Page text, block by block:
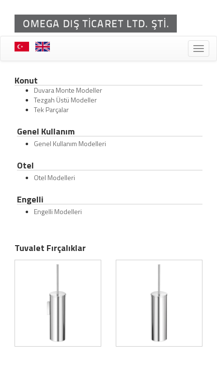
Toggle
Konut
Duvara Monte Modeller
Tezgah Üstü Modeller
Tek Parçalar
Genel Kullanım
Genel Kullanım Modelleri
Otel
Otel Modelleri
Engelli
Engelli Modelleri
Tuvalet Fırçalıklar